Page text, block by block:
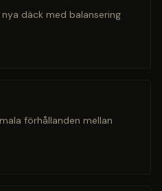
däck med balansering
förhållanden mellan